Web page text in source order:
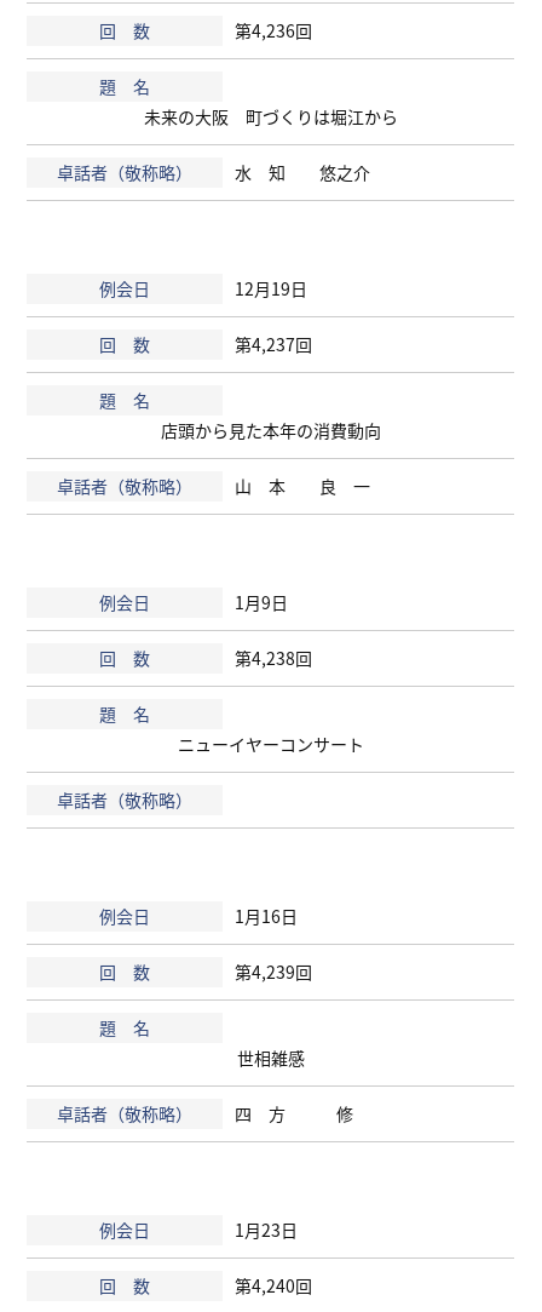
第4,236回
未来の大阪 町づくりは堀江から
水 知 悠之介
12月19日
第4,237回
店頭から見た本年の消費動向
山 本 良 一
1月9日
第4,238回
ニューイヤーコンサート
1月16日
第4,239回
世相雑感
四 方 修
1月23日
第4,240回